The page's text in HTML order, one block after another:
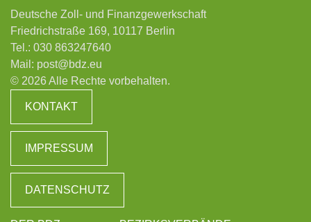
Deutsche Zoll- und Finanzgewerkschaft
Friedrichstraße 169, 10117 Berlin
Tel.: 030 863247640
Mail: post@bdz.eu
© 2026 Alle Rechte vorbehalten.
KONTAKT
IMPRESSUM
DATENSCHUTZ